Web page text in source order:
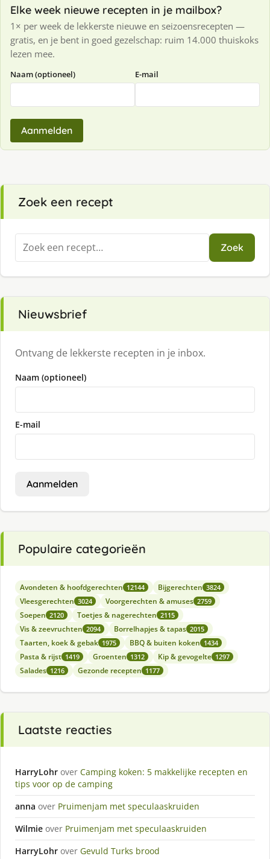
Elke week nieuwe recepten in je mailbox?
1× per week de lekkerste nieuwe en seizoensrecepten —
gratis, en je bent in goed gezelschap: ruim 14.000 thuiskoks
lezen mee.
Naam (optioneel) E-mail
Aanmelden
Zoek een recept
Zoeken
naar:
Zoek
Nieuwsbrief
Ontvang de lekkerste recepten in je inbox.
Naam (optioneel)
E-mail
Aanmelden
Populaire categorieën
Avondeten & hoofdgerechten 12144 Bijgerechten 3824
Vleesgerechten 3024 Voorgerechten & amuses 2759
Soepen 2120 Toetjes & nagerechten 2115
Vis & zeevruchten 2094 Borrelhapjes & tapas 2015
Taarten, koek & gebak 1975 BBQ & buiten koken 1434
Pasta & rijst 1419 Groenten 1312 Kip & gevogelte 1297
Salades 1216 Gezonde recepten 1177
Laatste reacties
HarryLohr over Camping koken: 5 makkelijke recepten en
tips voor op de camping
anna over Pruimenjam met speculaaskruiden
Wilmie over Pruimenjam met speculaaskruiden
HarryLohr over Gevuld Turks brood